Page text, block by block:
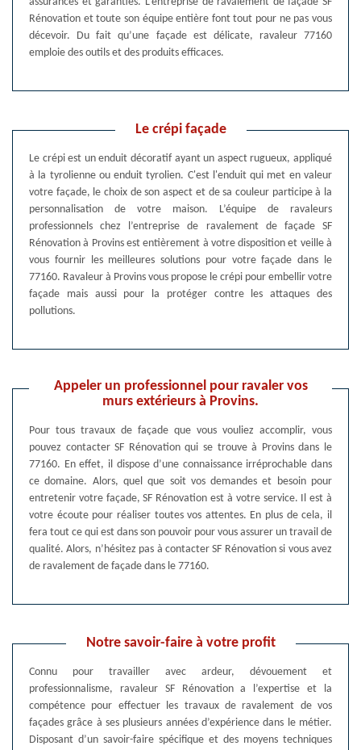
Rénovation et toute son équipe entière font tout pour ne pas vous
décevoir. Du fait qu’une façade est délicate, ravaleur 77160
emploie des outils et des produits efficaces.
Le crépi façade
Le crépi est un enduit décoratif ayant un aspect rugueux, appliqué
à la tyrolienne ou enduit tyrolien. C'est l'enduit qui met en valeur
votre façade, le choix de son aspect et de sa couleur participe à la
personnalisation de votre maison. L’équipe de ravaleurs
professionnels chez l’entreprise de ravalement de façade SF
Rénovation à Provins est entièrement à votre disposition et veille à
vous fournir les meilleures solutions pour votre façade dans le
77160. Ravaleur à Provins vous propose le crépi pour embellir votre
façade mais aussi pour la protéger contre les attaques des
pollutions.
Appeler un professionnel pour ravaler vos
murs extérieurs à Provins.
Pour tous travaux de façade que vous vouliez accomplir, vous
pouvez contacter SF Rénovation qui se trouve à Provins dans le
77160. En effet, il dispose d’une connaissance irréprochable dans
ce domaine. Alors, quel que soit vos demandes et besoin pour
entretenir votre façade, SF Rénovation est à votre service. Il est à
votre écoute pour réaliser toutes vos attentes. En plus de cela, il
fera tout ce qui est dans son pouvoir pour vous assurer un travail de
qualité. Alors, n’hésitez pas à contacter SF Rénovation si vous avez
de ravalement de façade dans le 77160.
Notre savoir-faire à votre profit
Connu pour travailler avec ardeur, dévouement et
professionnalisme, ravaleur SF Rénovation a l’expertise et la
compétence pour effectuer les travaux de ravalement de vos
façades grâce à ses plusieurs années d’expérience dans le métier.
Disposant d’un savoir-faire spécifique et des moyens techniques